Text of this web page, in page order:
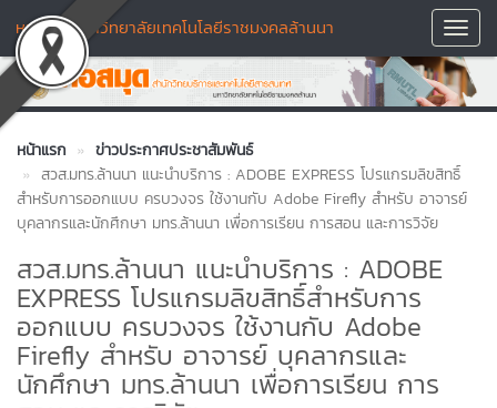
หอสมุด มหาวิทยาลัยเทคโนโลยีราชมงคลล้านนา
หน้าแรก
ข่าวประกาศประชาสัมพันธ์
สวส.มทร.ล้านนา แนะนำบริการ : ADOBE EXPRESS โปรแกรมลิขสิทธิ์
สำหรับการออกแบบ ครบวงจร ใช้งานกับ Adobe Firefly สำหรับ อาจารย์
บุคลากรและนักศึกษา มทร.ล้านนา เพื่อการเรียน การสอน และการวิจัย
สวส.มทร.ล้านนา แนะนำบริการ : ADOBE
EXPRESS โปรแกรมลิขสิทธิ์สำหรับการ
ออกแบบ ครบวงจร ใช้งานกับ Adobe
Firefly สำหรับ อาจารย์ บุคลากรและ
นักศึกษา มทร.ล้านนา เพื่อการเรียน การ